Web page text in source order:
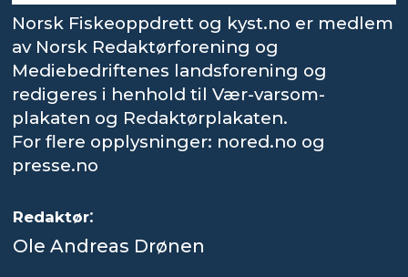
Norsk Fiskeoppdrett og kyst.no er medlem
av Norsk Redaktørforening og
Mediebedriftenes landsforening og
redigeres i henhold til Vær-varsom-
plakaten og Redaktørplakaten.
For flere opplysninger: nored.no og
presse.no
Redaktør:
Ole Andreas Drønen